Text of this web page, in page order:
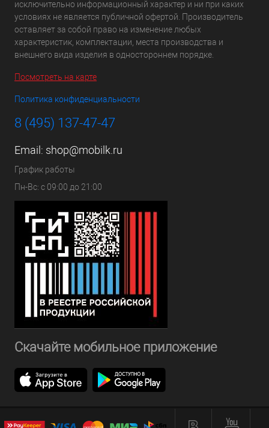
исключительно информационный характер и ни при каких
условиях не является публичной офертой. Производитель
оставляет за собой право на изменение любых
характеристик, комплектации, места производства и
внешнего вида изделия в одностороннем порядке.
Посмотреть на карте
Политика конфиденциальности
8 (495) 137-47-47
Email: shop@mobilk.ru
График работы
Пн-Вс: с 09:00 до 21:00
Скачайте мобильное приложение